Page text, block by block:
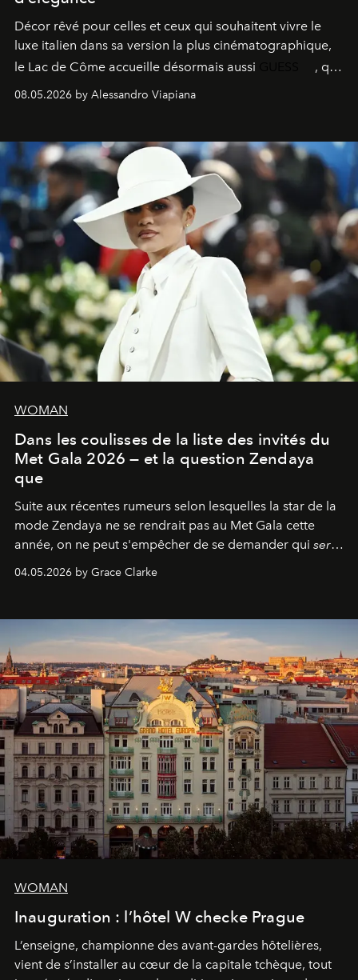
Décor rêvé pour celles et ceux qui souhaitent vivre le
luxe italien dans sa version la plus cinématographique,
le Lac de Côme accueille désormais aussi
, qui
signe un takeover entre boutiques, hôtels, bateaux et
fragrances. L’une des opérations de style les plus
08.05.2026 by Alessandro Viapiana
WOMAN
Dans les coulisses de la liste des invités du
Met Gala 2026 — et la question Zendaya
que
Suite aux récentes rumeurs selon lesquelles la star de la
mode Zendaya ne se rendrait pas au Met Gala cette
année, on ne peut s'empêcher de se demander qui sera
04.05.2026 by Grace Clarke
WOMAN
Inauguration : l’hôtel W checke Prague
L’enseigne, championne des avant-gardes hôtelières,
vient de s’installer au cœur de la capitale tchèque, tout